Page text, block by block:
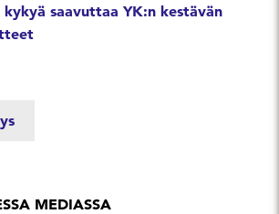
saavuttaa YK:n kestävän
MEDIASSA